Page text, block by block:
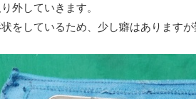
外していきます。
をしているため、少し癖はあります